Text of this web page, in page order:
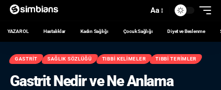
Aa
YAZAR OL Hastalıklar Kadın Sağlığı Çocuk Sağlığı Diyet ve Beslenme
GASTRIT SAĞLIK SÖZLÜĞÜ TIBBI KELIMELER TIBBI TERIMLER
Gastrit Nedir ve Ne Anlama